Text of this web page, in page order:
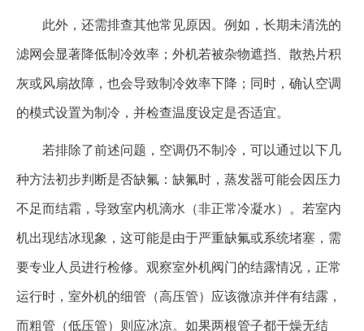
此外，还需排查其他常见原因。例如，长期未清洗的
滤网会显著降低制冷效率；外机若被杂物遮挡、散热片积
灰或风扇故障，也会导致制冷效率下降；同时，确认空调
的模式设置为制冷，并检查温度设定是否适宜。
若排除了前述问题，空调仍不制冷，可以通过以下几
种方法初步判断是否缺氟：缺氟时，蒸发器可能会因压力
不足而结霜，导致室内机滴水（非正常冷凝水）。若室内
机出现结冰现象，这可能是由于严重缺氟或系统堵塞，需
要专业人员进行检修。观察室外机阀门的结露情况，正常
运行时，室外机的细管（高压管）应该微凉并伴有结露，
而粗管（低压管）则应冰凉。如果两根管子都干燥无结